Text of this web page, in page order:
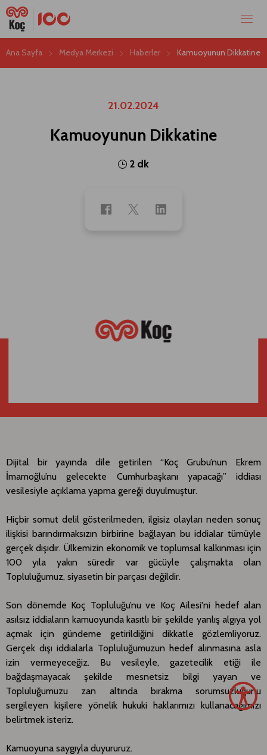
Ana Sayfa Medya Merkezi Haberler Kamuoyunun Dikkatine
21.02.2024
Kamuoyunun Dikkatine
2 dk
Dijital bir yayında dile getirilen “Koç Grubu’nun Ekrem
İmamoğlu’nu gelecekte Cumhurbaşkanı yapacağı” iddiası
vesilesiyle açıklama yapma gereği duyulmuştur.
Hiçbir somut delil gösterilmeden, ilgisiz olayları neden sonuç
ilişkisi barındırmaksızın birbirine bağlayan bu iddialar tümüyle
gerçek dışıdır. Ülkemizin ekonomik ve toplumsal kalkınması için
100 yıla yakın süredir var gücüyle çalışmakta olan
Topluluğumuz, siyasetin bir parçası değildir.
Son dönemde Koç Topluluğu’nu ve Koç Ailesi'ni hedef alan
asılsız iddiaların kamuoyunda kasıtlı bir şekilde yanlış algıya yol
açmak için gündeme getirildiğini dikkatle gözlemliyoruz.
Gerçek dışı iddialarla Topluluğumuzun hedef alınmasına asla
izin vermeyeceğiz. Bu vesileyle, gazetecilik etiği ile
bağdaşmayacak şekilde mesnetsiz bilgi yayan ve
Topluluğumuzu zan altında bırakma sorumsuzluğunu
sergileyen kişilere yönelik hukuki haklarımızı kullanacağımızı
belirtmek isteriz.
Kamuoyuna saygıyla duyururuz.